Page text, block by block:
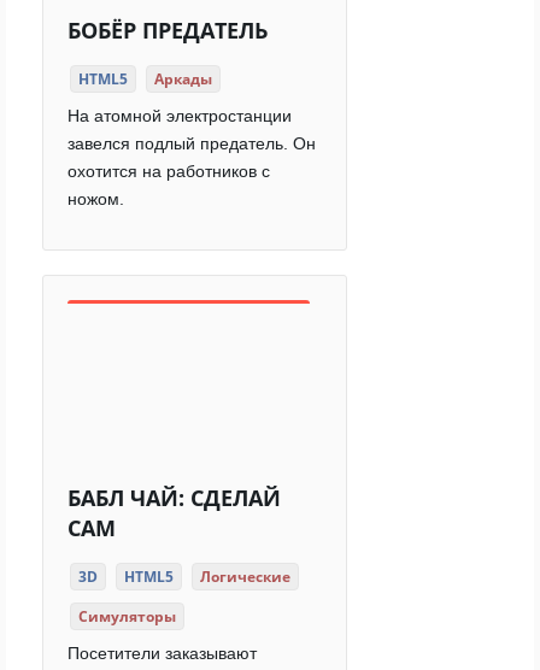
БОБЁР ПРЕДАТЕЛЬ
HTML5 Аркады
На атомной электростанции
завелся подлый предатель. Он
охотится на работников с
ножом.
БАБЛ ЧАЙ: СДЕЛАЙ
САМ
3D HTML5
Логические
Симуляторы
Посетители заказывают